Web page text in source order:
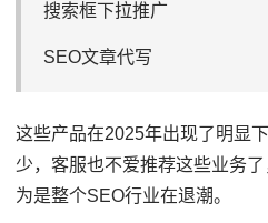
搜索框下拉推广
SEO文章代写
这些产品在2025年出现了明显
少，客服也不爱推荐这些业务
为是整个SEO行业在退潮。